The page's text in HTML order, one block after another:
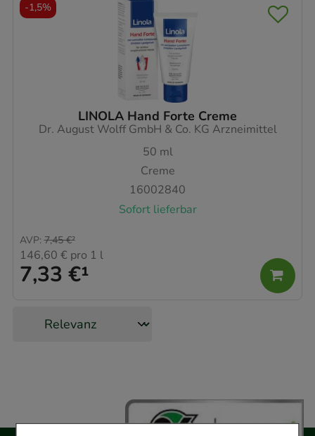
LINOLA Hand Forte Creme
Dr. August Wolff GmbH & Co. KG Arzneimittel
50 ml
Creme
16002840
Sofort lieferbar
7,33 €¹
AVP: 7,45 €²
146,60 € pro 1 l
-1,5%